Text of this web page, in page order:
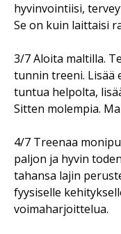
hyvinvointiisi,
Se on kuin laittaisi
3/7 Aloita maltilla.
tunnin treeni. Lisää
tuntua helpolta,
Sitten molempia.
4/7 Treenaa
paljon ja hyvin
tahansa lajin
fyysiselle
voimaharjoittelua.